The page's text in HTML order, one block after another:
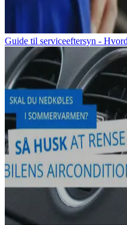
Guide til serviceeftersyn -